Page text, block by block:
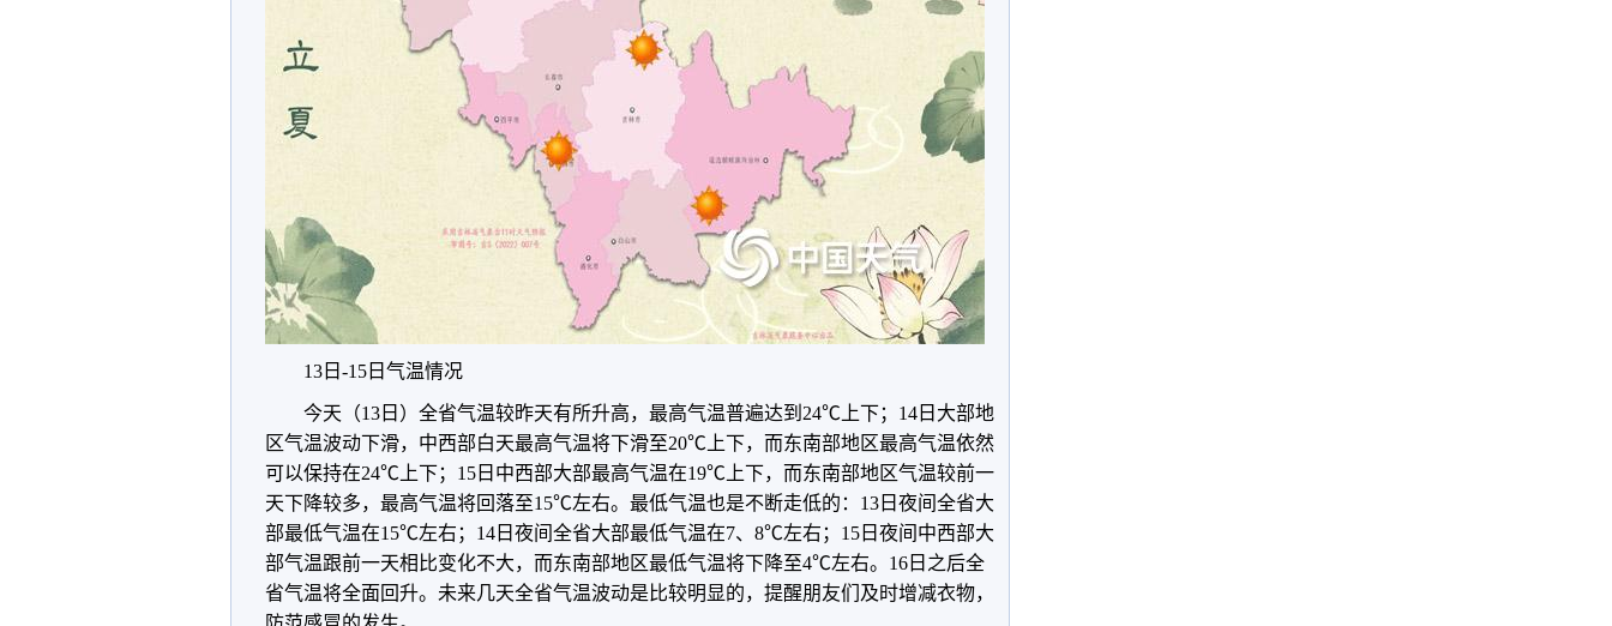
13日-15日气温情况
今天（13日）全省气温较昨天有所升高，最高气温普遍达到24℃上下；14日大部地
区气温波动下滑，中西部白天最高气温将下滑至20℃上下，而东南部地区最高气温依然
可以保持在24℃上下；15日中西部大部最高气温在19℃上下，而东南部地区气温较前一
天下降较多，最高气温将回落至15℃左右。最低气温也是不断走低的：13日夜间全省大
部最低气温在15℃左右；14日夜间全省大部最低气温在7、8℃左右；15日夜间中西部大
部气温跟前一天相比变化不大，而东南部地区最低气温将下降至4℃左右。16日之后全
省气温将全面回升。未来几天全省气温波动是比较明显的，提醒朋友们及时增减衣物，